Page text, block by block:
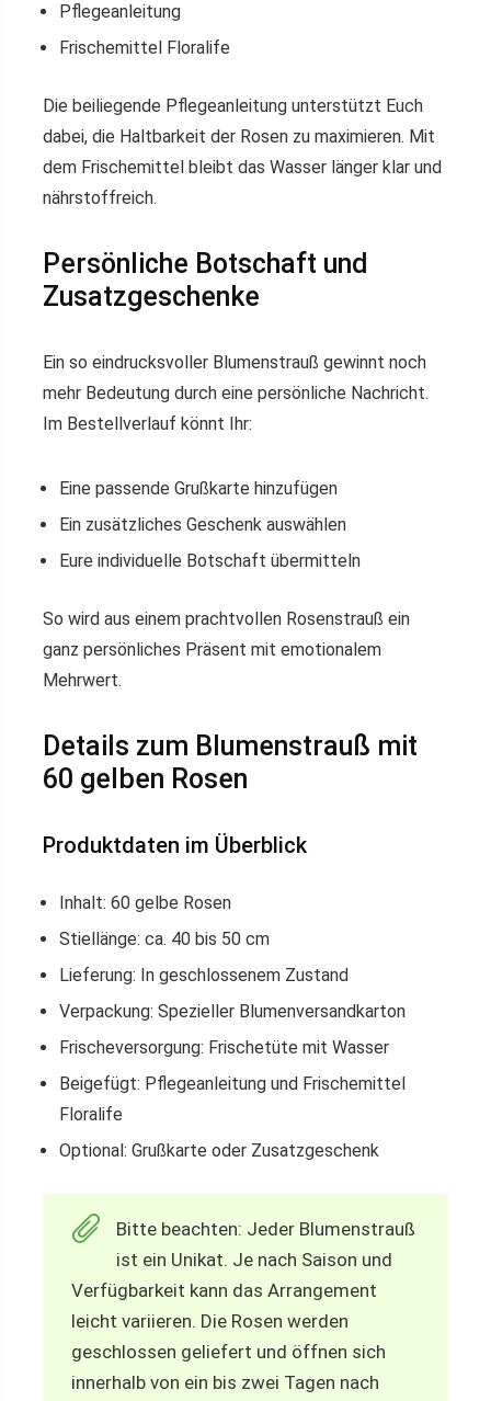
Pflegeanleitung
Frischemittel Floralife
Die beiliegende Pflegeanleitung unterstützt Euch
dabei, die Haltbarkeit der Rosen zu maximieren. Mit
dem Frischemittel bleibt das Wasser länger klar und
nährstoffreich.
Persönliche Botschaft und
Zusatzgeschenke
Ein so eindrucksvoller Blumenstrauß gewinnt noch
mehr Bedeutung durch eine persönliche Nachricht.
Im Bestellverlauf könnt Ihr:
Eine passende Grußkarte hinzufügen
Ein zusätzliches Geschenk auswählen
Eure individuelle Botschaft übermitteln
So wird aus einem prachtvollen Rosenstrauß ein
ganz persönliches Präsent mit emotionalem
Mehrwert.
Details zum Blumenstrauß mit
60 gelben Rosen
Produktdaten im Überblick
Inhalt: 60 gelbe Rosen
Stiellänge: ca. 40 bis 50 cm
Lieferung: In geschlossenem Zustand
Verpackung: Spezieller Blumenversandkarton
Frischeversorgung: Frischetüte mit Wasser
Beigefügt: Pflegeanleitung und Frischemittel
Floralife
Optional: Grußkarte oder Zusatzgeschenk
Bitte beachten: Jeder Blumenstrauß
ist ein Unikat. Je nach Saison und
Verfügbarkeit kann das Arrangement
leicht variieren. Die Rosen werden
geschlossen geliefert und öffnen sich
innerhalb von ein bis zwei Tagen nach